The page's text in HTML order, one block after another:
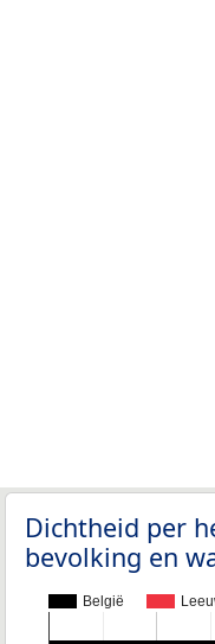
Dichtheid per
bevolking en
België